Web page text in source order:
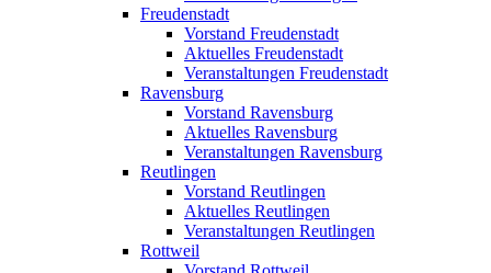
Freudenstadt
Vorstand Freudenstadt
Aktuelles Freudenstadt
Veranstaltungen Freudenstadt
Ravensburg
Vorstand Ravensburg
Aktuelles Ravensburg
Veranstaltungen Ravensburg
Reutlingen
Vorstand Reutlingen
Aktuelles Reutlingen
Veranstaltungen Reutlingen
Rottweil